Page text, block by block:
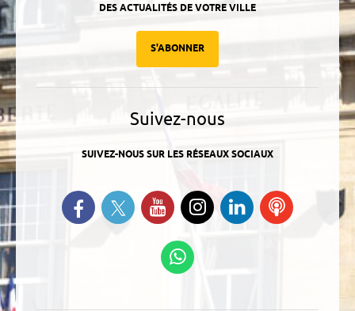
DES ACTUALITÉS DE VOTRE VILLE
S'ABONNER
Suivez-nous
SUIVEZ-NOUS SUR LES RÉSEAUX SOCIAUX
Retrouvez-nous sur Facebook
Suivez-nous sur Twitter
Suivez-nous sur YouTube
Suivez-nous sur
Instagram
Retrouvez-
nous sur
Ecoutez